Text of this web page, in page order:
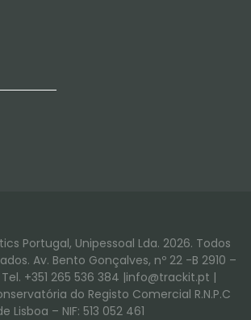
Portugal, Unipessoal Lda. 2026. Todos
Av. Bento Gonçalves, nº 22 -B 2910 –
+351 265 536 384 |info@trackit.pt |
do Registo Comercial R.N.P.C
Lisboa – NIF: 513 052 461